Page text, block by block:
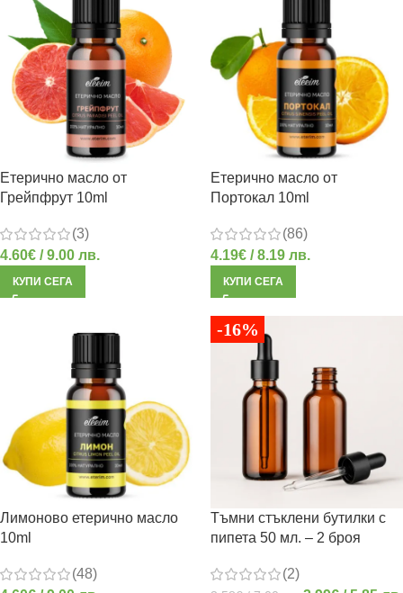
Етерично масло от
Грейпфрут 10ml
(3)
4.60€ / 9.00 лв.
КУПИ СЕГА
Етерично масло от
Портокал 10ml
(86)
4.19€ / 8.19 лв.
КУПИ СЕГА
Лимоново етерично масло
10ml
(48)
-16%
Тъмни стъклени бутилки с
пипета 50 мл. – 2 броя
(2)